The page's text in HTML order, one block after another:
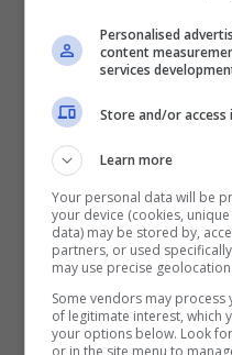
dagli esperti,
la Retinaldeide.
Tutti questi
liscia e levigata, e
la texture
2. Peptidi
I Peptidi sono
Personalised
content
services
Store and/or
Learn more
Your personal data will be
your device (cookies,
data) may be stored by,
partners, or used
may use precise
Some vendors may
of legitimate interest, which
your options below. Look
or in the site menu to